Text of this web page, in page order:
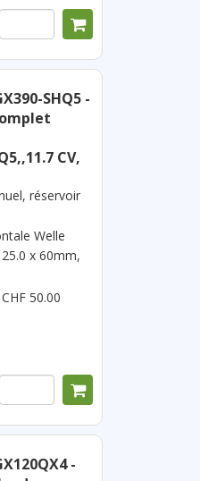
SHQ5 -
CV,
réservoir
Welle
x 60mm,
50.00
-